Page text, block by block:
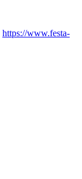
https://www.festa-